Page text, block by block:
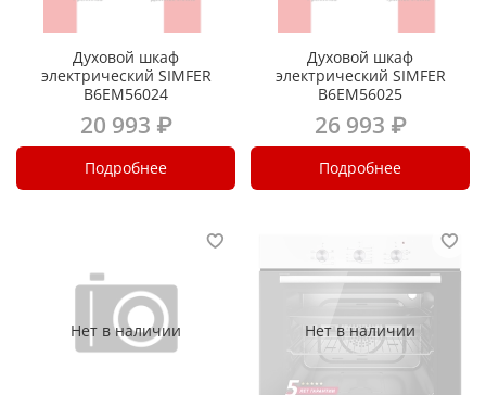
Духовой шкаф
электрический SIMFER
B6EM56024
20 993 ₽
Подробнее
Духовой шкаф
электрический SIMFER
B6EM56025
26 993 ₽
Подробнее
Нет в наличии Нет в наличии